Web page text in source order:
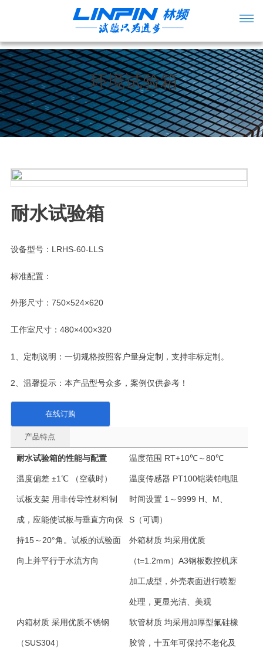
环境试验箱
耐水试验箱
设备型号：LRHS-60-LLS
标准配置：
外形尺寸：750×524×620
工作室尺寸：480×400×320
1、定制说明：一切规格按照客户量身定制，支持非标定制。
2、温馨提示：本产品型号众多，案例仅供参考！
在线订购
产品特点
耐水试验箱的性能与配置 温度范围 RT+10℃～80℃
温度偏差 ±1℃ （空载时） 温度传感器 PT100铠装铂电阻
试板支架 用非传导性材料制
成，应能使试板与垂直方向保
持15～20°角。试板的试验面
向上并平行于水流方向
时间设置 1～9999 H、M、
S（可调）
外箱材质 均采用优质
（t=1.2mm）A3钢板数控机床
加工成型，外壳表面进行喷塑
处理，更显光洁、美观
内箱材质 采用优质不锈钢
（SUS304）
软管材质 均采用加厚型氟硅橡
胶管，十五年可保持不老化及